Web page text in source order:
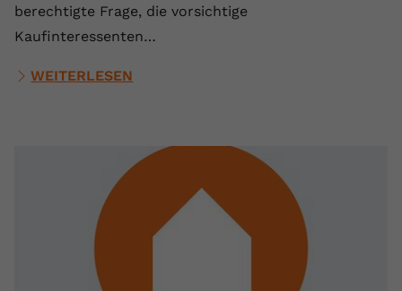
berechtigte Frage, die vorsichtige
Kaufinteressenten…
WEITERLESEN